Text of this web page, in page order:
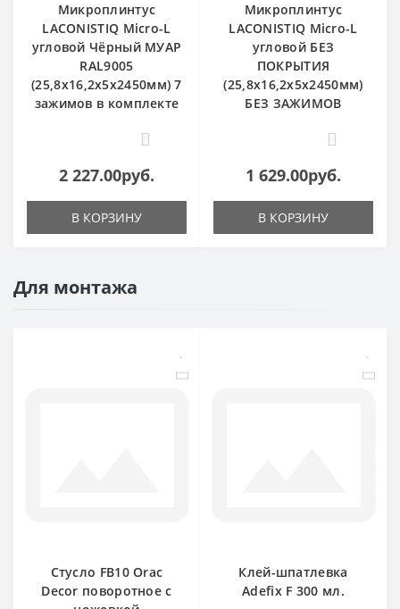
Микроплинтус
LACONISTIQ Micro-L
угловой Чёрный МУАР
RAL9005
(25,8х16,2х5х2450мм) 7
зажимов в комплекте
0
2 227.00руб.
В КОРЗИНУ
Микроплинтус
LACONISTIQ Micro-L
угловой БЕЗ
ПОКРЫТИЯ
(25,8х16,2х5х2450мм)
БЕЗ ЗАЖИМОВ
0
1 629.00руб.
В КОРЗИНУ
Для монтажа
Стусло FB10 Orac
Decor поворотное с
Клей-шпатлевка
Adefix F 300 мл.